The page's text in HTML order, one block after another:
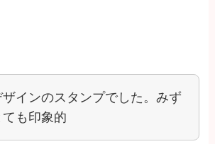
インのスタンプでした。みず
も印象的